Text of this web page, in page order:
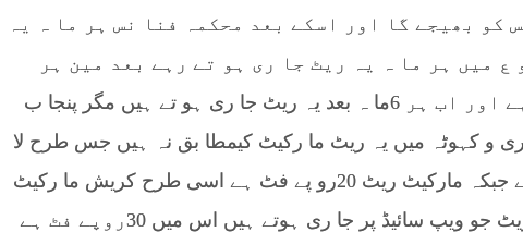
کو بھیجے گا اور اسکے بعد محکمہ فنا نس ہر ما ہ یہ
میں ہر ما ہ یہ ریٹ جا ری ہو تے رہے بعد مین ہر
تین ما ہ بعد یہ ریٹ جا ری ہو تے رہے اور اب ہر 6ما ہ بعد یہ ریٹ جا ری ہو تے ہیں مگر پنجا ب
و کہوٹہ میں یہ ریٹ ما رکیٹ کیمطا بق نہ ہیں جس طرح لا
رنس پو ر کی ریت 60 روپے فٹ دستیاب ہے جبکہ مارکیٹ ریٹ 20رو پے فٹ ہے اسی طرح کریش ما رکیٹ
میں80رو پے میں ملتی ہے جبکہ ما رکیٹ ریٹ جو ویپ سائیڈ پر جا ری ہوتے ہیں اس میں 30روپے فٹ ہے